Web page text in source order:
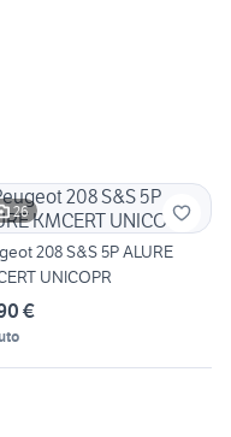
26
208 S&S 5P ALURE
UNICOPR
€